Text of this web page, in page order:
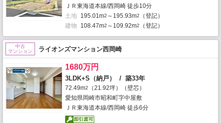
ＪＲ東海道本線/西岡崎 徒歩10分
土地 195.01m2 ～195.93m2
（登記）
建物
108.47m2 ～109.92m2 （登記）
中古
マンション
ライオンズマンション西岡崎
1680万円
3LDK+S（納戸） / 築33年
72.49m2
（21.92坪）（壁芯）
愛知県岡崎市昭和町字中屋敷
ＪＲ東海道本線/西岡崎 徒歩6分